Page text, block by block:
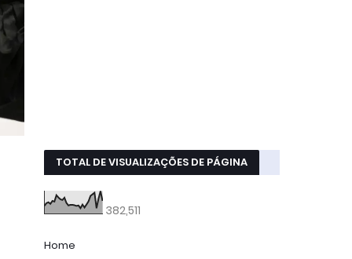
TOTAL DE VISUALIZAÇÕES DE PÁGINA
382,511
Home